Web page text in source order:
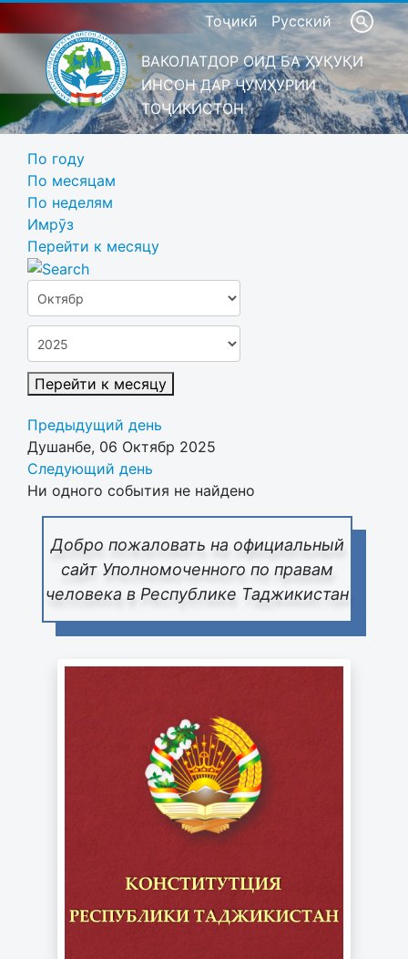
Тоҷикӣ Русский
ВАКОЛАТДОР ОИД БА ҲУҚУҚИ
ИНСОН ДАР ҶУМҲУРИИ
ТОҶИКИСТОН
Добро пожаловать на официальный
сайт Уполномоченного по правам
человека в Республике Таджикистан
По году
По месяцам
По неделям
Имрӯз
Перейти к месяцу
Перейти к месяцу
Предыдущий день
Душанбе, 06 Октябр 2025
Следующий день
Ни одного события не найдено